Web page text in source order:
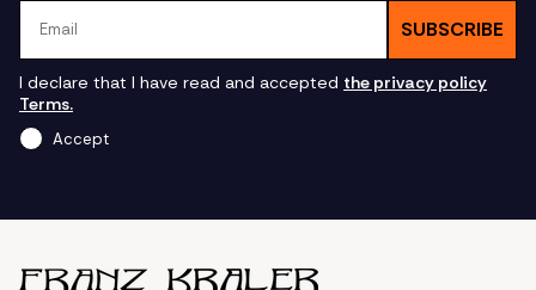
SUBSCRIBE
I declare that I have read and accepted the privacy policy
Terms.
Accept